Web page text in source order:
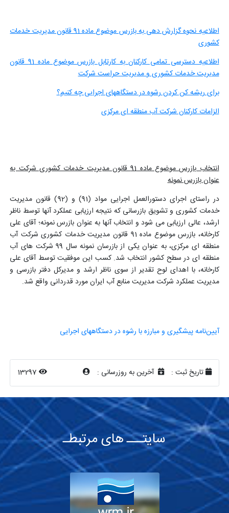
اطلاعیه نحوه گزارش دهی به بازرس موضوع ماده 91 قانون مدیریت خدمات
کشوری
اطلاعیه دسترسی تمامی کارکنان به کارتابل بازرس موضوع ماده 91 قانون
مدیریت خدمات کشوری و مدیریت حراست شرکت
برای ریشه کن کردن رشوه در دستگاههای اجرایی چه کنیم؟
الزامات کارکنان شرکت آب منطقه ای مرکزی
انتخاب بازرس موضوع ماده 91 قانون مدیریت خدمات کشوری شرکت به
عنوان بازرس نمونه
در راستای اجرای دستورالعمل اجرایی مواد (91) و (92) قانون مدیریت
خدمات کشوری و تشویق بازرسانی که نتیجه ارزیابی عملکرد آنها توسط ناظر
ارشد، عالی ارزیابی می شود و انتخاب آنها به عنوان بازرس نمونه؛ آقای علی
کارخانه، بازرس موضوع ماده 91 قانون مدیریت خدمات کشوری شرکت آب
منطقه ای مرکزی، به عنوان یکی از بازرسان نمونه سال 99 شرکت های آب
منطقه ای در سطح کشور انتخاب شد. کسب این موفقیت توسط آقای علی
کارخانه، با اهدای لوح تقدیر از سوی ناظر ارشد و مدیرکل دفتر بازرسی و
مدیریت عملکرد شرکت مدیریت منابع آب ایران مورد قدردانی واقع شد.
آیین‌نامه پیشگیری و مبارزه با رشوه در دستگاههای اجرایی
تاریخ ثبت : آخرین به روزرسانی : 13297
سایتـــ های مرتبطـ